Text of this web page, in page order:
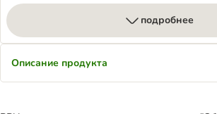
подробнее
Описание продукта